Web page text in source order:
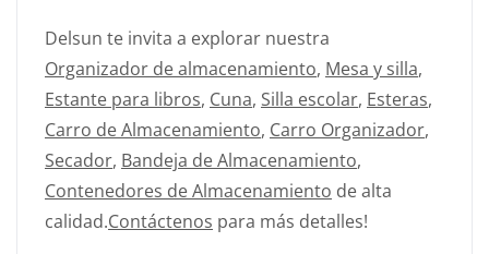
Delsun te invita a explorar nuestra
Organizador de almacenamiento, Mesa y silla,
Estante para libros, Cuna, Silla escolar, Esteras,
Carro de Almacenamiento, Carro Organizador,
Secador, Bandeja de Almacenamiento,
Contenedores de Almacenamiento de alta
calidad.Contáctenos para más detalles!